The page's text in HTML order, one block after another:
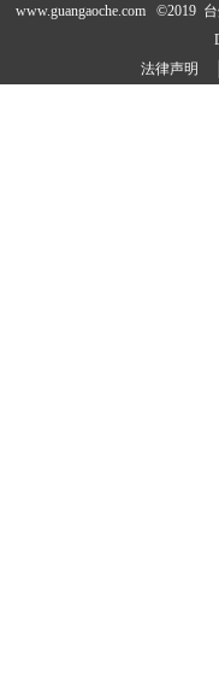
www.guangaoche.com ©2019
法律声明